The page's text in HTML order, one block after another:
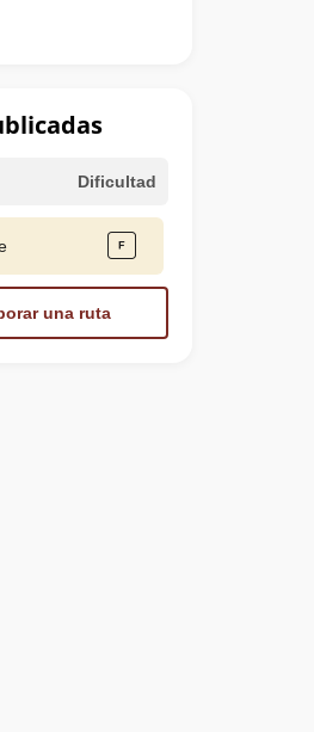
Dificultad
una ruta